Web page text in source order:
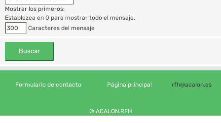
Mostrar los primeros:
Establezca en 0 para mostrar todo el mensaje.
Caracteres del mensaje
Formulario de contacto Página principal rfh@acalon.es
© ACALON.RFH